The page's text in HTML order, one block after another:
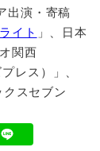
出演・寄稿
イト 」、日本
関西
レス）」、
クスセブン